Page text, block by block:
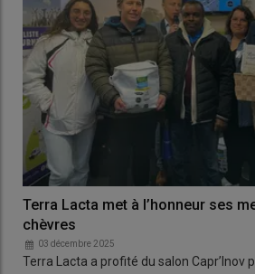
Terra Lacta met à l’honneur ses
chèvres
03 décembre 2025
Terra Lacta a profité du salon Capr’Inov